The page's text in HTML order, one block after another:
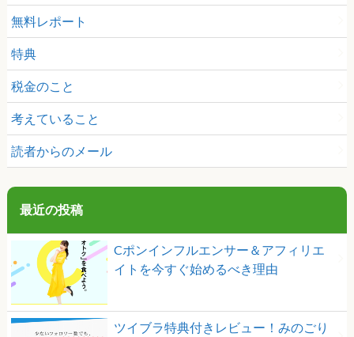
無料レポート
特典
税金のこと
考えていること
読者からのメール
最近の投稿
Cポンインフルエンサー＆アフィリエ
イトを今すぐ始めるべき理由
ツイブラ特典付きレビュー！みのごり